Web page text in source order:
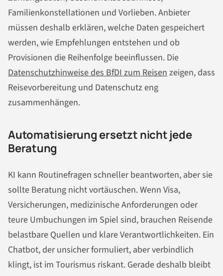
Familienkonstellationen und Vorlieben. Anbieter
müssen deshalb erklären, welche Daten gespeichert
werden, wie Empfehlungen entstehen und ob
Provisionen die Reihenfolge beeinflussen. Die
Datenschutzhinweise des BfDI zum Reisen zeigen, dass
Reisevorbereitung und Datenschutz eng
zusammenhängen.
Automatisierung ersetzt nicht jede
Beratung
KI kann Routinefragen schneller beantworten, aber sie
sollte Beratung nicht vortäuschen. Wenn Visa,
Versicherungen, medizinische Anforderungen oder
teure Umbuchungen im Spiel sind, brauchen Reisende
belastbare Quellen und klare Verantwortlichkeiten. Ein
Chatbot, der unsicher formuliert, aber verbindlich
klingt, ist im Tourismus riskant. Gerade deshalb bleibt